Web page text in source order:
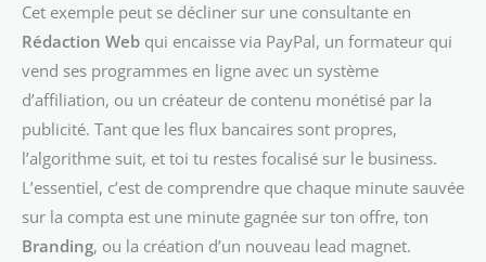
Cet exemple peut se décliner sur une consultante en
Rédaction Web qui encaisse via PayPal, un formateur qui
vend ses programmes en ligne avec un système
d’affiliation, ou un créateur de contenu monétisé par la
publicité. Tant que les flux bancaires sont propres,
l’algorithme suit, et toi tu restes focalisé sur le business.
L’essentiel, c’est de comprendre que chaque minute sauvée
sur la compta est une minute gagnée sur ton offre, ton
Branding, ou la création d’un nouveau lead magnet.